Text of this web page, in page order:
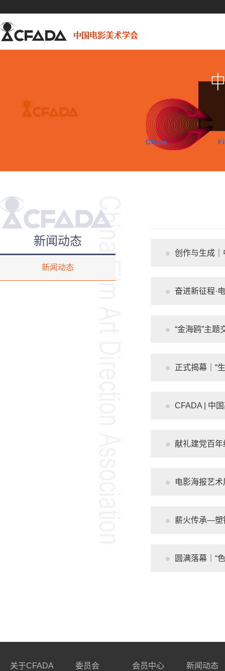
新闻动态
新闻动态
创作与生成
奋进新征程·
“金海鸥”主
正式揭幕｜“
CFADA | 中
献礼建党百年
电影海报艺
薪火传承—塑
圆满落幕｜“
关于CFADA 委员会 会员中心 新闻动态